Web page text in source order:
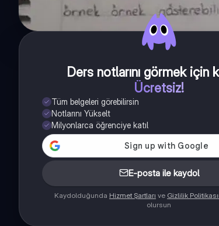
Ders notlarını görmek için
Ücretsiz!
Tüm belgeleri görebilirsin
Notlarını Yükselt
Milyonlarca öğrenciye katıl
E-posta ile kaydol
Kaydolduğunda Hizmet Şartları ve Gizlilik
olursun